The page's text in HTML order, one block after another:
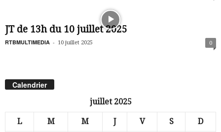
JT de 13h du 10 juillet 2025
RTBMULTIMEDIA - 10 juillet 2025 0
Calendrier
juillet 2025
L M M J V S D